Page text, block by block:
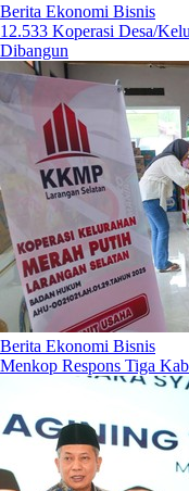
Berita Ekonomi Bisnis
12.533 Koperasi Desa/
Dibangun
Berita Ekonomi Bisnis
Menkop Respons Tiga